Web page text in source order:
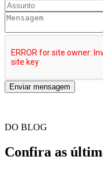
Enviar mensagem
DO BLOG
Confira as